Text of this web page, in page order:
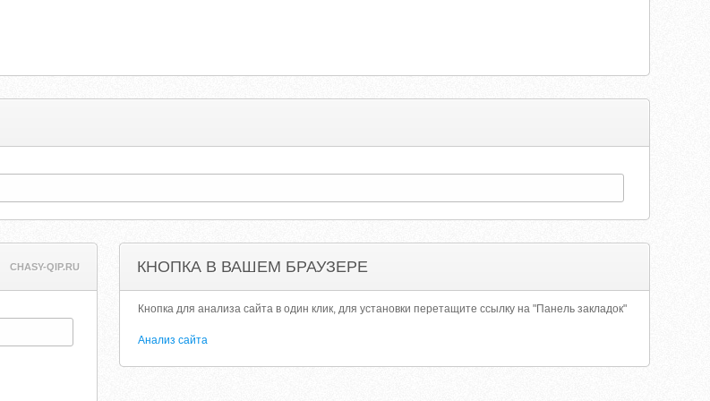
CHASY-QIP.RU КНОПКА В ВАШЕМ БРАУЗЕРЕ
Кнопка для анализа сайта в один клик, для установки перетащите ссылку на "Панель закладок"
Анализ сайта